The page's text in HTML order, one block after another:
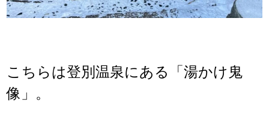
こちらは登別温泉にある「湯かけ鬼
像」。